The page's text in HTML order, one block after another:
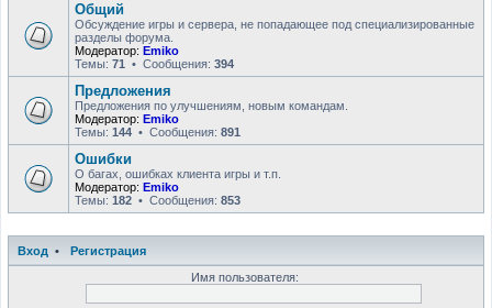
Общий
Обсуждение игры и сервера, не попадающее под специализированные
разделы форума.
Модератор: Emiko
Темы: 71 • Сообщения: 394
Предложения
Предложения по улучшениям, новым командам.
Модератор: Emiko
Темы: 144 • Сообщения: 891
Ошибки
О багах, ошибках клиента игры и т.п.
Модератор: Emiko
Темы: 182 • Сообщения: 853
Вход •
Регистрация
Имя пользователя: